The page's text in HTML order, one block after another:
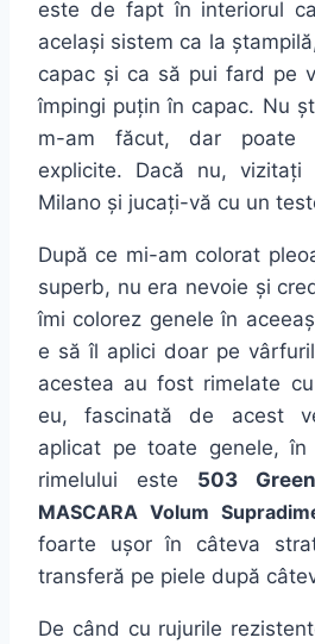
este de fapt în interiorul
același sistem ca la
capac și ca să pui fard pe
împingi puțin în capac. Nu
m-am făcut, dar poate
explicite. Dacă nu, vizitați
Milano și jucați-vă cu un
După ce mi-am colorat
superb, nu era nevoie și
îmi colorez genele în
e să îl aplici doar pe
acestea au fost rimelate
eu, fascinată de acest
aplicat pe toate genele, în
rimelului este 503
MASCARA Volum
foarte ușor în câteva
transferă pe piele după
De când cu rujurile